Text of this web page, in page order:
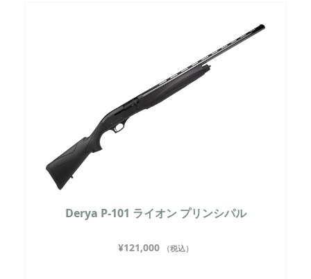
Derya P-101 ライオン プリンシパル
¥121,000 （税込）